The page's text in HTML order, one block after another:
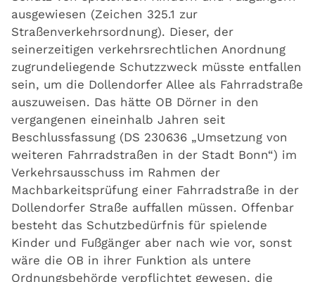
ausgewiesen (Zeichen 325.1 zur
Straßenverkehrsordnung). Dieser, der
seinerzeitigen verkehrsrechtlichen Anordnung
zugrundeliegende Schutzzweck müsste entfallen
sein, um die Dollendorfer Allee als Fahrradstraße
auszuweisen. Das hätte OB Dörner in den
vergangenen eineinhalb Jahren seit
Beschlussfassung (DS 230636 „Umsetzung von
weiteren Fahrradstraßen in der Stadt Bonn“) im
Verkehrsausschuss im Rahmen der
Machbarkeitsprüfung einer Fahrradstraße in der
Dollendorfer Straße auffallen müssen. Offenbar
besteht das Schutzbedürfnis für spielende
Kinder und Fußgänger aber nach wie vor, sonst
wäre die OB in ihrer Funktion als untere
Ordnungsbehörde verpflichtet gewesen, die